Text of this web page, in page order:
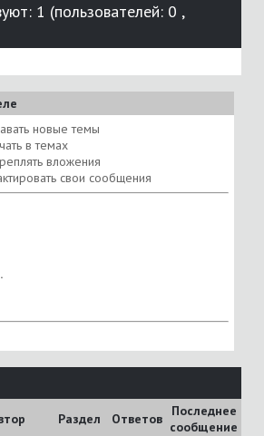
1 (пользователей: 0 ,
новые темы
в темах
вложения
свои сообщения
Раздел Ответов
Последнее
сообщение